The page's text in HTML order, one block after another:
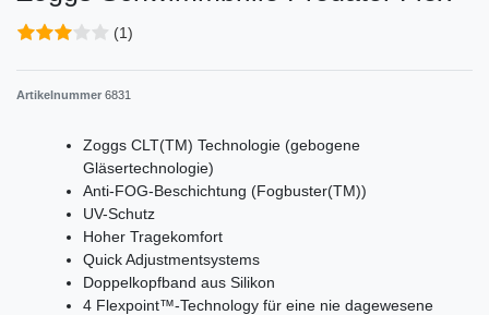
(1)
Artikelnummer 6831
Zoggs CLT(TM) Technologie (gebogene
Gläsertechnologie)
Anti-FOG-Beschichtung (Fogbuster(TM))
UV-Schutz
Hoher Tragekomfort
Quick Adjustmentsystems
Doppelkopfband aus Silikon
4 Flexpoint™-Technology für eine nie dagewesene